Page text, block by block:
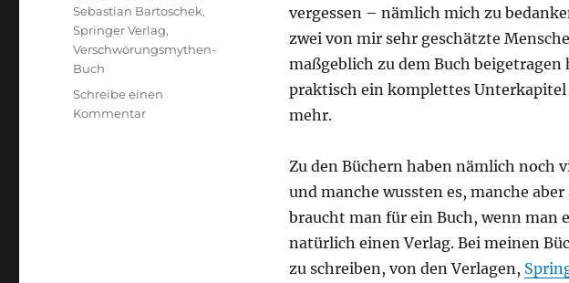
vergessen – nämlich mich zu
zwei von mir sehr geschätzte
maßgeblich zu dem Buch
praktisch ein komplettes Unterkapitel
mehr.
Zu den Büchern haben nämlich noch
und manche wussten es, manche
braucht man für ein Buch, wenn man
natürlich einen Verlag. Bei meinen
zu schreiben, von den Verlagen,
Sebastian Bartoschek,
Springer Verlag,
Verschwörungsmythen-
Buch
Schreibe einen
Kommentarzu